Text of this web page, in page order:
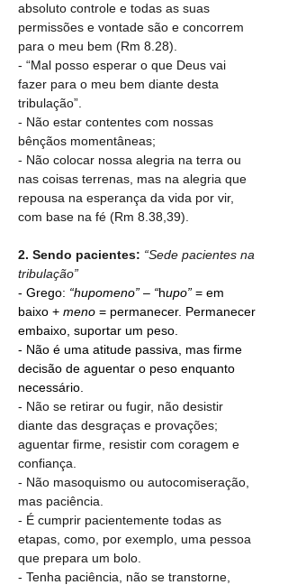
absoluto controle e todas as suas
permissões e vontade são e concorrem
para o meu bem (Rm 8.28).
- “Mal posso esperar o que Deus vai
fazer para o meu bem diante desta
tribulação”.
- Não estar contentes com nossas
bênçãos momentâneas;
- Não colocar nossa alegria na terra ou
nas coisas terrenas, mas na alegria que
repousa na esperança da vida por vir,
com base na fé (Rm 8.38,39).
2. Sendo pacientes: “Sede pacientes na
tribulação”
- Grego: “hupomeno” – “hupo” = em
baixo + meno = permanecer. Permanecer
embaixo, suportar um peso.
- Não é uma atitude passiva, mas firme
decisão de aguentar o peso enquanto
necessário.
- Não se retirar ou fugir, não desistir
diante das desgraças e provações;
aguentar firme, resistir com coragem e
confiança.
- Não masoquismo ou autocomiseração,
mas paciência.
- É cumprir pacientemente todas as
etapas, como, por exemplo, uma pessoa
que prepara um bolo.
- Tenha paciência, não se transtorne,